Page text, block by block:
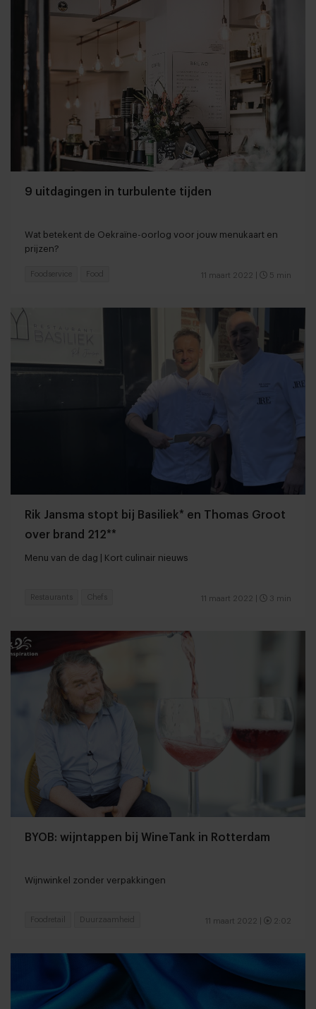
9 uitdagingen in turbulente tijden
Wat betekent de Oekraïne-oorlog voor jouw menukaart en
prijzen?
11 maart 2022 5 min
Foodservice Food
Rik Jansma stopt bij Basiliek* en Thomas Groot
over brand 212**
Menu van de dag | Kort culinair nieuws
11 maart 2022 3 min
Restaurants Chefs
BYOB: wijntappen bij WineTank in Rotterdam
Wijnwinkel zonder verpakkingen
11 maart 2022 2:02
Foodretail Duurzaamheid